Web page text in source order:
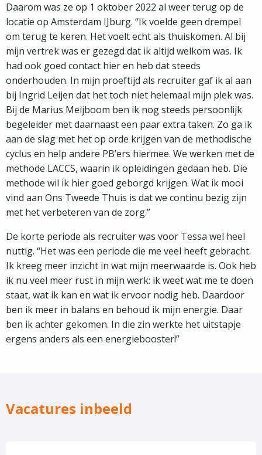
Daarom was ze op 1 oktober 2022 al weer terug op de
locatie op Amsterdam IJburg. “Ik voelde geen drempel
om terug te keren. Het voelt echt als thuiskomen. Al bij
mijn vertrek was er gezegd dat ik altijd welkom was. Ik
had ook goed contact hier en heb dat steeds
onderhouden. In mijn proeftijd als recruiter gaf ik al aan
bij Ingrid Leijen dat het toch niet helemaal mijn plek was.
Bij de Marius Meijboom ben ik nog steeds persoonlijk
begeleider met daarnaast een paar extra taken. Zo ga ik
aan de slag met het op orde krijgen van de methodische
cyclus en help andere PB’ers hiermee. We werken met de
methode LACCS, waarin ik opleidingen gedaan heb. Die
methode wil ik hier goed geborgd krijgen. Wat ik mooi
vind aan Ons Tweede Thuis is dat we continu bezig zijn
met het verbeteren van de zorg.”
De korte periode als recruiter was voor Tessa wel heel
nuttig. “Het was een periode die me veel heeft gebracht.
Ik kreeg meer inzicht in wat mijn meerwaarde is. Ook heb
ik nu veel meer rust in mijn werk: ik weet wat me te doen
staat, wat ik kan en wat ik ervoor nodig heb. Daardoor
ben ik meer in balans en behoud ik mijn energie. Daar
ben ik achter gekomen. In die zin werkte het uitstapje
ergens anders als een energiebooster!”
Vacatures inbeeld